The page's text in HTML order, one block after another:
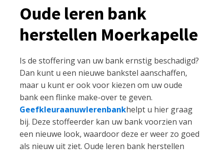
Oude leren bank
herstellen Moerkapelle
Is de stoffering van uw bank ernstig beschadigd?
Dan kunt u een nieuwe bankstel aanschaffen,
maar u kunt er ook voor kiezen om uw oude
bank een flinke make-over te geven.
Geefkleuraanuwlerenbankhelpt u hier graag
bij. Deze stoffeerder kan uw bank voorzien van
een nieuwe look, waardoor deze er weer zo goed
als nieuw uit ziet. Oude leren bank herstellen